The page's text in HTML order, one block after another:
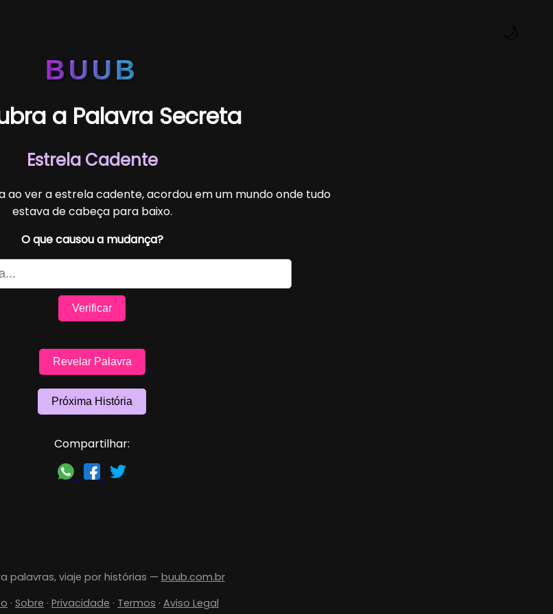
BUUB
a Palavra Secreta
Estrela Cadente
ao ver a estrela cadente, acordou em um mundo onde tudo
estava de cabeça para baixo.
O que causou a mudança?
Verificar
Revelar Palavra
Próxima História
Compartilhar:
palavras, viaje por histórias — buub.com.br
· Sobre · Privacidade · Termos · Aviso Legal